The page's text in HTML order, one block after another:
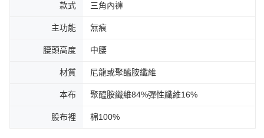
款式 三角內褲
主功能 無痕
腰頭高度 中腰
材質 尼龍或聚醯胺纖維
本布 聚醯胺纖維84%彈性纖維16%
股布裡 棉100%